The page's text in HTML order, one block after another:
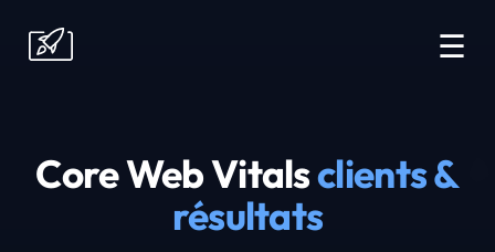
☰
Core Web Vitalsclients &
résultats